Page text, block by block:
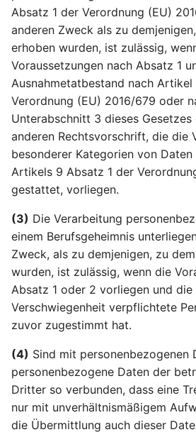
Absatz 1 der Verordnung (EU)
anderen Zweck als zu
erhoben wurden, ist zulässig,
Voraussetzungen nach Absatz 1
Ausnahmetatbestand nach
Verordnung (EU) 2016/679 oder
Unterabschnitt 3 dieses
anderen Rechtsvorschrift, die die
besonderer Kategorien von Daten
Artikels 9 Absatz 1 der
gestattet, vorliegen.
(3) Die Verarbeitung
einem Berufsgeheimnis
Zweck, als zu demjenigen, zu
wurden, ist zulässig, wenn die
Absatz 1 oder 2 vorliegen und die
Verschwiegenheit verpflichtete
zuvor zugestimmt hat.
(4) Sind mit personenbezogenen
personenbezogene Daten der
Dritter so verbunden, dass eine
nur mit unverhältnismäßigem
die Übermittlung auch dieser